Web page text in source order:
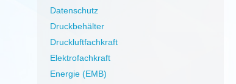
Datenschutz
Druckbehälter
Druckluftfachkraft
Elektrofachkraft
Energie (EMB)